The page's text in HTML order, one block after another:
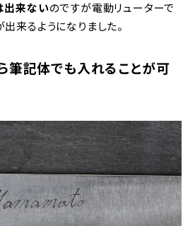
出来ないのですが電動リューターで
来るようになりました。
筆記体でも入れることが可